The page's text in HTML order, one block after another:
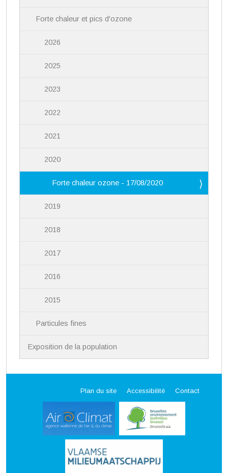
Forte chaleur et pics d'ozone
2026
2025
2023
2022
2021
2020
Forte chaleur ozone - 17/08/2020
2019
2018
2017
2016
2015
Particules fines
Exposition de la population
Plan du site Accessibilité Contact